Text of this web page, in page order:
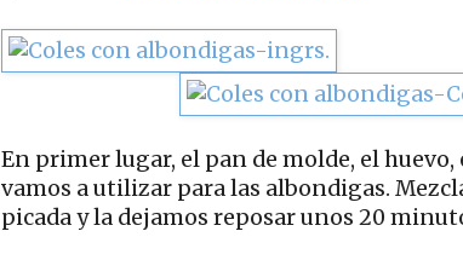
En primer lugar, el pan de molde, el
vamos a utilizar para las albondigas.
picada y la dejamos reposar unos 20